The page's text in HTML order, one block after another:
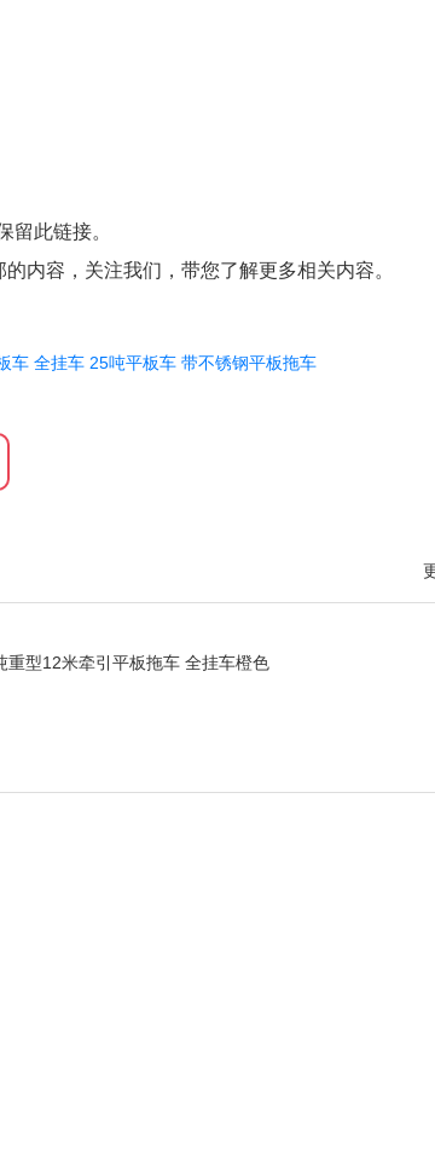
留此链接。
的内容，关注我们，带您了解更多相关内容。
车 全挂车 25吨平板车 带不锈钢平板拖车
重型12米牵引平板拖车 全挂车橙色